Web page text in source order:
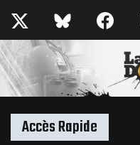
Accès Rapide